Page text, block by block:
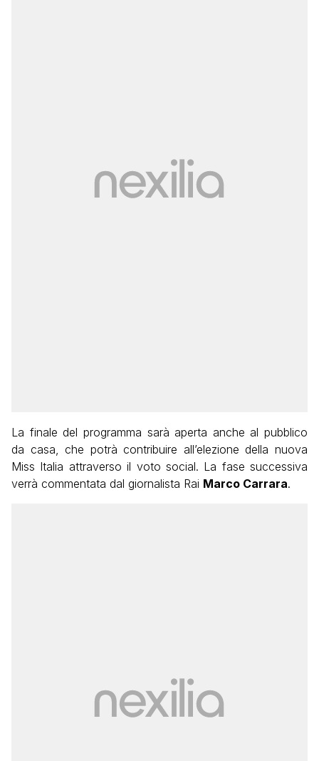
La finale del programma sarà aperta anche al pubblico
da casa, che potrà contribuire all’elezione della nuova
Miss Italia attraverso il voto social. La fase successiva
verrà commentata dal giornalista Rai Marco Carrara.